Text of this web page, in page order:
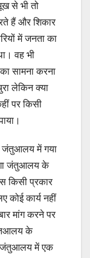
से भी तो
हैं और शिकार
में जनता का
वह भी
सामना करना
लेकिन क्या
पर किसी
जंतुआलय में गया
जंतुआलय के
किसी प्रकार
कोई कार्य नहीं
मांग करने पर
के
जंतुआलय में एक